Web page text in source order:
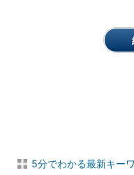
5分でわかる最新キー